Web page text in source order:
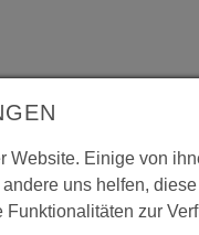
Website. Einige von
uns helfen,
zur